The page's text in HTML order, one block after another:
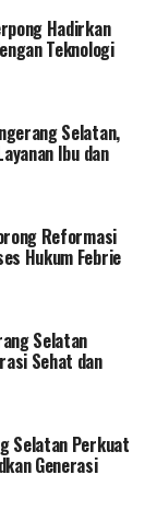
Hadirkan
Teknologi
Selatan,
Ibu dan
Reformasi
Hukum Febrie
Selatan
Sehat dan
Selatan Perkuat
Generasi